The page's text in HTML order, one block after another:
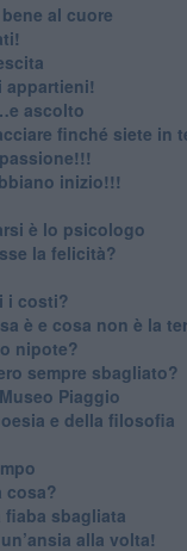
al cuore
appartieni!​
ascolto
finché siete in
inizio!!!
è lo psicologo
la felicità?
i costi?
è e cosa non è la
nipote?
sempre sbagliato?
Piaggio
e della filosofia
cosa?
fiaba sbagliata
alla volta!